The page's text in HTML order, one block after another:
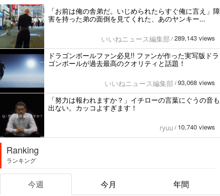
「お前は俺の舎弟だ。いじめられたらすぐ俺に言え」障
害を持った弟の面倒を見てくれた、あのヤンキー...
いいねニュース編集部 / 289,143 views
ドラゴンボールファン必見!! ファンが作った実写版ドラ
ゴンボールが過去最高のクオリティと話題！
いいねニュース編集部 / 93,068 views
「努力は報われますか？」イチローの言葉にぐうの音も
出ない。カッコよすぎます！
ryuu / 10,740 views
Ranking
ランキング
今週 今月 年間